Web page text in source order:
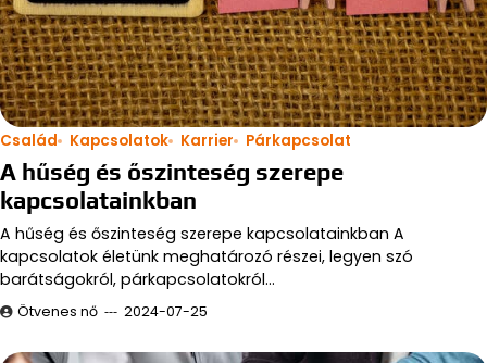
Család Kapcsolatok Karrier Párkapcsolat
A hűség és őszinteség szerepe
kapcsolatainkban
A hűség és őszinteség szerepe kapcsolatainkban A
kapcsolatok életünk meghatározó részei, legyen szó
barátságokról, párkapcsolatokról…
Ötvenes nő 2024-07-25